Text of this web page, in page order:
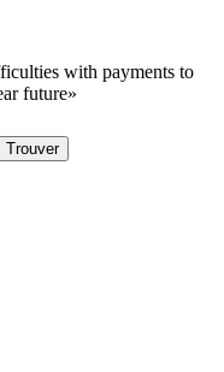
with payments to
future»
Trouver